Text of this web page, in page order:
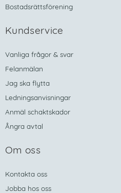
Bostadsrättsförening
Kundservice
Vanliga frågor & svar
Felanmälan
Jag ska flytta
Ledningsanvisningar
Anmäl schaktskador
Ångra avtal
Om oss
Kontakta oss
Jobba hos oss